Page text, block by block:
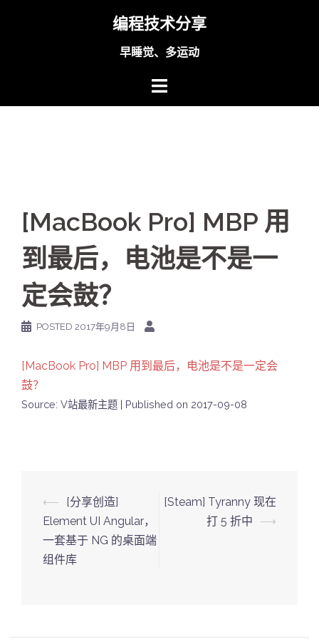
编程技术分享
早睡觉、多运动
[MacBook Pro] MBP 用
到最后，电池是不是一
定会鼓？
POSTED 2017年9月8日
[MacBook Pro] MBP 用到最后，电池是不是一定会
鼓？
Source: V站最新主题 Published on 2017-09-08
Post
navigation
⟵
[分享创造]
Element UI Angular，
一套基于 NG 的桌面端
组件库
[Steam] Tyranny 现在
打 5 折中
⟶